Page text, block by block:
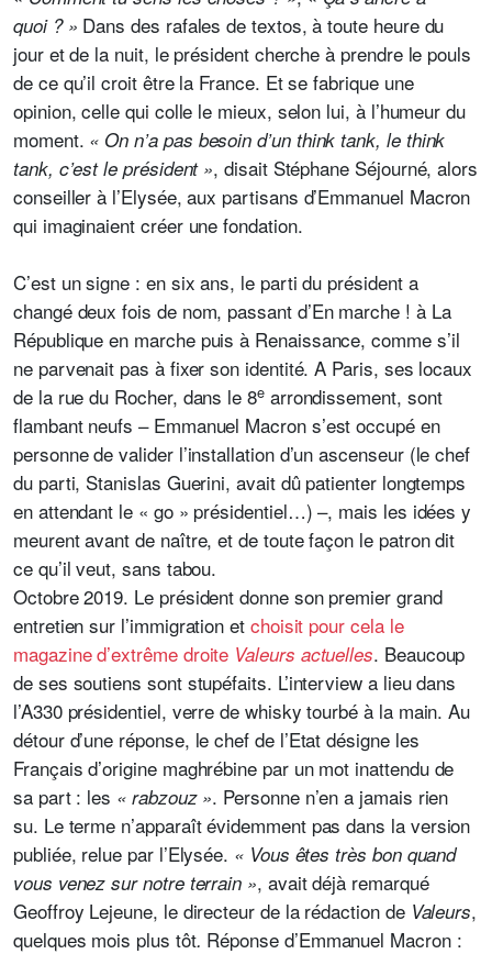
quoi ? » Dans des rafales de textos, à toute heure du
jour et de la nuit, le président cherche à prendre le pouls
de ce qu’il croit être la France. Et se fabrique une
opinion, celle qui colle le mieux, selon lui, à l’humeur du
moment. « On n’a pas besoin d’un think tank, le think
tank, c’est le président », disait Stéphane Séjourné, alors
conseiller à l’Elysée, aux partisans d’Emmanuel Macron
qui imaginaient créer une fondation.
C’est un signe : en six ans, le parti du président a
changé deux fois de nom, passant d’En marche ! à La
République en marche puis à Renaissance, comme s’il
ne parvenait pas à fixer son identité. A Paris, ses locaux
de la rue du Rocher, dans le 8earrondissement, sont
flambant neufs – Emmanuel Macron s’est occupé en
personne de valider l’installation d’un ascenseur (le chef
du parti, Stanislas Guerini, avait dû patienter longtemps
en attendant le « go » présidentiel…) –, mais les idées y
meurent avant de naître, et de toute façon le patron dit
ce qu’il veut, sans tabou.
Octobre 2019. Le président donne son premier grand
entretien sur l’immigration et choisit pour cela le
magazine d’extrême droite Valeurs actuelles. Beaucoup
de ses soutiens sont stupéfaits. L’interview a lieu dans
l’A330 présidentiel, verre de whisky tourbé à la main. Au
détour d’une réponse, le chef de l’Etat désigne les
Français d’origine maghrébine par un mot inattendu de
sa part : les « rabzouz ». Personne n’en a jamais rien
su. Le terme n’apparaît évidemment pas dans la version
publiée, relue par l’Elysée. « Vous êtes très bon quand
vous venez sur notre terrain », avait déjà remarqué
Geoffroy Lejeune, le directeur de la rédaction de Valeurs,
quelques mois plus tôt. Réponse d’Emmanuel Macron :